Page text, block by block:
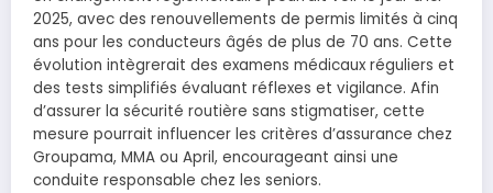
2025, avec des renouvellements de permis limités à cinq
ans pour les conducteurs âgés de plus de 70 ans. Cette
évolution intègrerait des examens médicaux réguliers et
des tests simplifiés évaluant réflexes et vigilance. Afin
d’assurer la sécurité routière sans stigmatiser, cette
mesure pourrait influencer les critères d’assurance chez
Groupama, MMA ou April, encourageant ainsi une
conduite responsable chez les seniors.